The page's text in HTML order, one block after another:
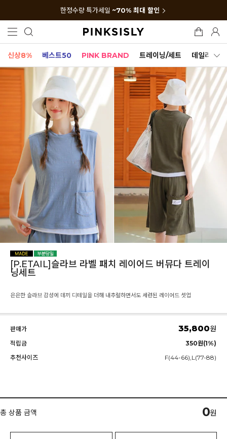
한정수량 특가세일 ~70% 최대 할인
신상8% 베스트50 PINK BRAND 트레이닝/세트 데일리세트
[P.ETAIL]슬라브 라벨 패치 레이어드 버뮤다 트레이
닝세트
은은한 슬라브 감성에 데끼 디테일을 더해 내추럴하면서도 세련된 레이어드 셋업
판매가 35,800원
적립금
350원(1%)
추천사이즈
F(44-66),L(77-88)
총 상품 금액 0원